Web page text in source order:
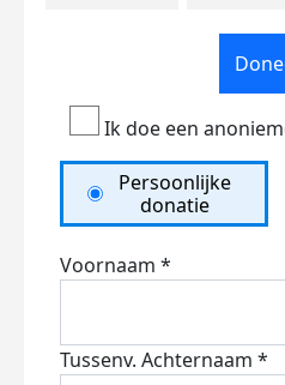
Ik doe een
Persoonlijke
donatie
Voornaam *
Tussenv. Achternaam *